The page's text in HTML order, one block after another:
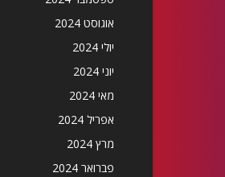
אוגוסט 2024
יולי 2024
יוני 2024
מאי 2024
אפריל 2024
מרץ 2024
פברואר 2024